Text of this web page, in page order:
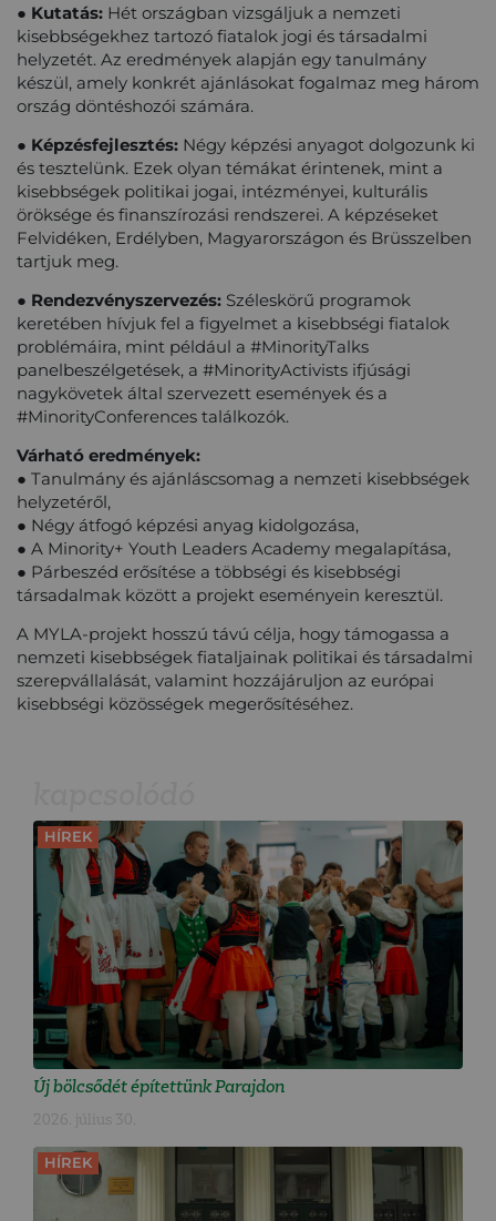
● Kutatás: Hét országban vizsgáljuk a nemzeti
kisebbségekhez tartozó fiatalok jogi és társadalmi
helyzetét. Az eredmények alapján egy tanulmány
készül, amely konkrét ajánlásokat fogalmaz meg három
ország döntéshozói számára.
● Képzésfejlesztés: Négy képzési anyagot dolgozunk ki
és tesztelünk. Ezek olyan témákat érintenek, mint a
kisebbségek politikai jogai, intézményei, kulturális
öröksége és finanszírozási rendszerei. A képzéseket
Felvidéken, Erdélyben, Magyarországon és Brüsszelben
tartjuk meg.
● Rendezvényszervezés: Széleskörű programok
keretében hívjuk fel a figyelmet a kisebbségi fiatalok
problémáira, mint például a #MinorityTalks
panelbeszélgetések, a #MinorityActivists ifjúsági
nagykövetek által szervezett események és a
#MinorityConferences találkozók.
Várható eredmények:
● Tanulmány és ajánláscsomag a nemzeti kisebbségek
helyzetéről,
● Négy átfogó képzési anyag kidolgozása,
● A Minority+ Youth Leaders Academy megalapítása,
● Párbeszéd erősítése a többségi és kisebbségi
társadalmak között a projekt eseményein keresztül.
A MYLA-projekt hosszú távú célja, hogy támogassa a
nemzeti kisebbségek fiataljainak politikai és társadalmi
szerepvállalását, valamint hozzájáruljon az európai
kisebbségi közösségek megerősítéséhez.
HÍREK
Új bölcsődét építettünk Parajdon
2026. július 30.
HÍREK